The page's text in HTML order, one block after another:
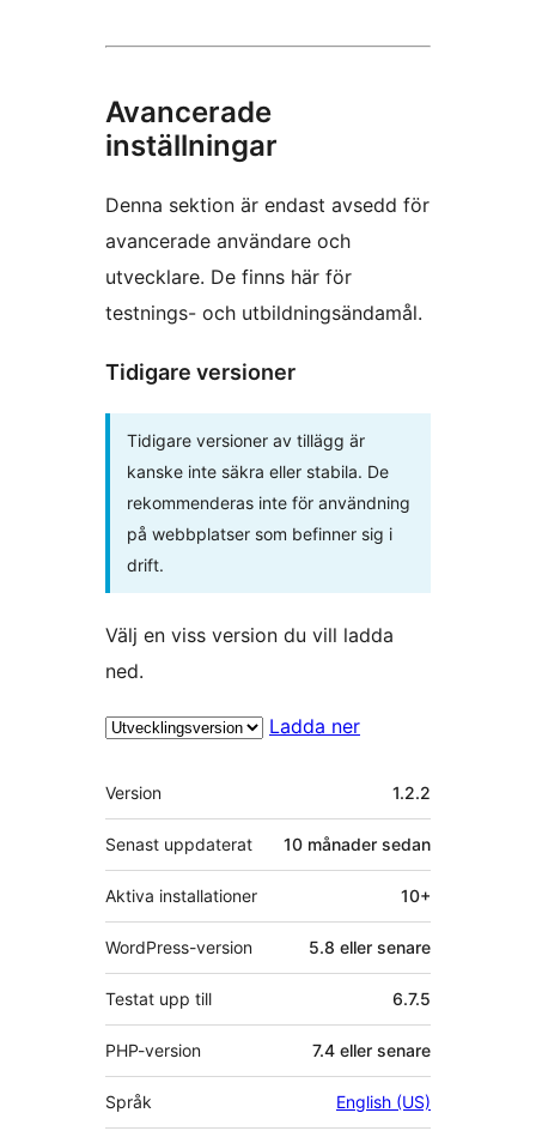
Avancerade
inställningar
Denna sektion är endast avsedd för
avancerade användare och
utvecklare. De finns här för
testnings- och utbildningsändamål.
Tidigare versioner
Tidigare versioner av tillägg är
kanske inte säkra eller stabila. De
rekommenderas inte för användning
på webbplatser som befinner sig i
drift.
Välj en viss version du vill ladda
ned.
Ladda ner
Meta
Version 1.2.2
Senast uppdaterat 10 månader sedan
Aktiva installationer 10+
WordPress-version 5.8 eller senare
Testat upp till 6.7.5
PHP-version 7.4 eller senare
Språk English (US)